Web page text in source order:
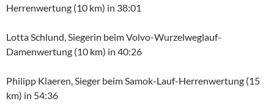
Herrenwertung (10 km) in 38:01
Lotta Schlund, Siegerin beim Volvo-Wurzelweglauf-
Damenwertung (10 km) in 40:26
Philipp Klaeren, Sieger beim Samok-Lauf-Herrenwertung (15
km) in 54:36